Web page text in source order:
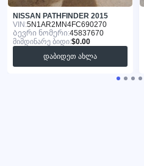
NISSAN PATHFINDER 2015
VIN:5N1AR2MN4FC690270
Ბევრი ნომერი:45837670
მიმდინარე ბიდი:$0.00
დაბიდეთ ახლა